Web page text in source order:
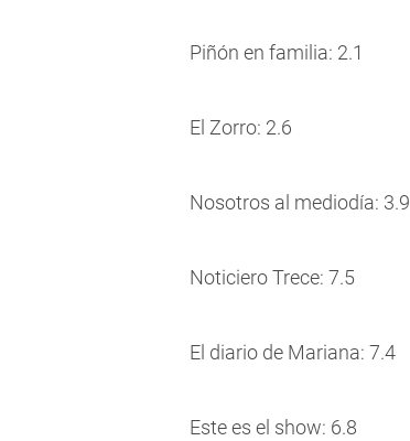
Piñón en familia: 2.1
El Zorro: 2.6
Nosotros al mediodía: 3.9
Noticiero Trece: 7.5
El diario de Mariana: 7.4
Este es el show: 6.8